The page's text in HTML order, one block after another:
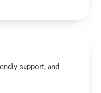
support, and